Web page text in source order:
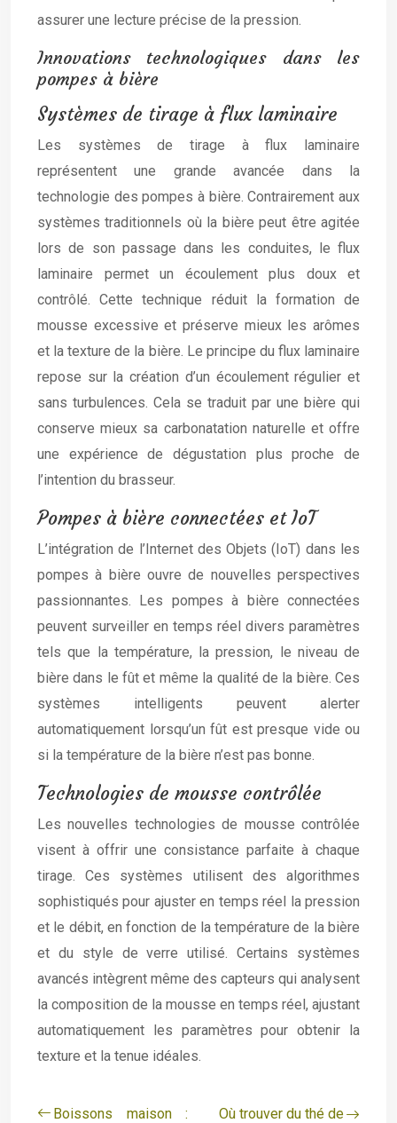
assurer une lecture précise de la pression.
Innovations technologiques dans les
pompes à bière
Systèmes de tirage à flux laminaire
Les systèmes de tirage à flux laminaire
représentent une grande avancée dans la
technologie des pompes à bière. Contrairement aux
systèmes traditionnels où la bière peut être agitée
lors de son passage dans les conduites, le flux
laminaire permet un écoulement plus doux et
contrôlé. Cette technique réduit la formation de
mousse excessive et préserve mieux les arômes
et la texture de la bière. Le principe du flux laminaire
repose sur la création d’un écoulement régulier et
sans turbulences. Cela se traduit par une bière qui
conserve mieux sa carbonatation naturelle et offre
une expérience de dégustation plus proche de
l’intention du brasseur.
Pompes à bière connectées et IoT
L’intégration de l’Internet des Objets (IoT) dans les
pompes à bière ouvre de nouvelles perspectives
passionnantes. Les pompes à bière connectées
peuvent surveiller en temps réel divers paramètres
tels que la température, la pression, le niveau de
bière dans le fût et même la qualité de la bière. Ces
systèmes intelligents peuvent alerter
automatiquement lorsqu’un fût est presque vide ou
si la température de la bière n’est pas bonne.
Technologies de mousse contrôlée
Les nouvelles technologies de mousse contrôlée
visent à offrir une consistance parfaite à chaque
tirage. Ces systèmes utilisent des algorithmes
sophistiqués pour ajuster en temps réel la pression
et le débit, en fonction de la température de la bière
et du style de verre utilisé. Certains systèmes
avancés intègrent même des capteurs qui analysent
la composition de la mousse en temps réel, ajustant
automatiquement les paramètres pour obtenir la
texture et la tenue idéales.
Boissons maison :
Où trouver du thé de